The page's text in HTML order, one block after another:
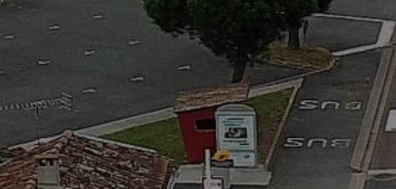
Adresse email*
Nom
Prénom
Statut / Organisation
Adresse email*
Nom